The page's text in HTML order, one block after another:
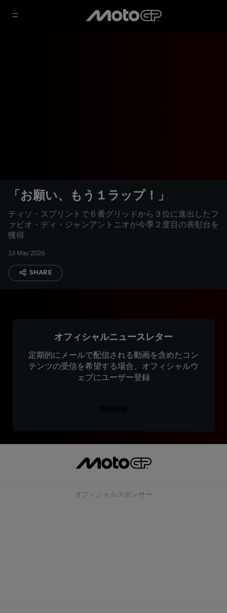
「お願い、もう１ラップ！」
ティソ・スプリントで６番グリッドから３位に進出したフ
ァビオ・ディ・ジャンアントニオが今季２度目の表彰台を
獲得
16 May 2026
SHARE
オフィシャルニュースレター
定期的にメールで配信される動画を含めたコン
テンツの受信を希望する場合、オフィシャルウ
ェブにユーザー登録
オフィシャルスポンサー